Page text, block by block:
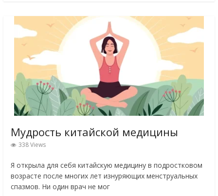
Мудрость китайской медицины
338 Views
Я открыла для себя китайскую медицину в подростковом
возрасте после многих лет изнуряющих менструальных
спазмов. Ни один врач не мог